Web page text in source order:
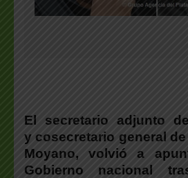
El secretario adjunto
y cosecretario general de
Moyano, volvió a
Gobierno nacional